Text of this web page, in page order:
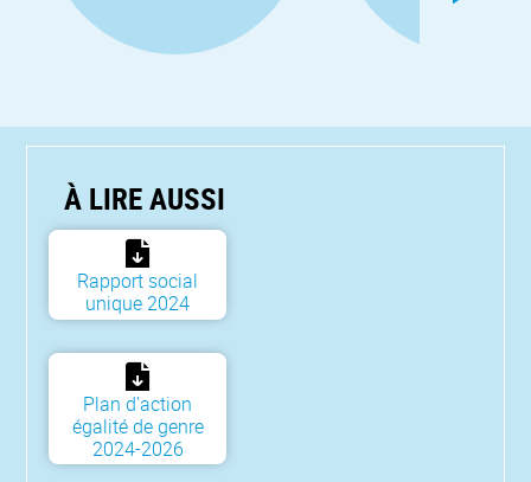
À LIRE AUSSI
Rapport social
unique 2024
Plan d'action
égalité de genre
2024-2026